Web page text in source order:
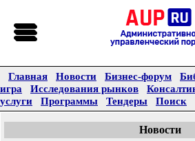
Главная Новости Бизнес-форум
игра
Исследования рынков
услуги
Программы Тендеры Поиск
Новости